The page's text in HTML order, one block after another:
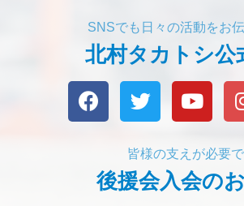
北村タカトシ公
SNSでも日々の活動をお
後援会入会の
皆様の支えが必要